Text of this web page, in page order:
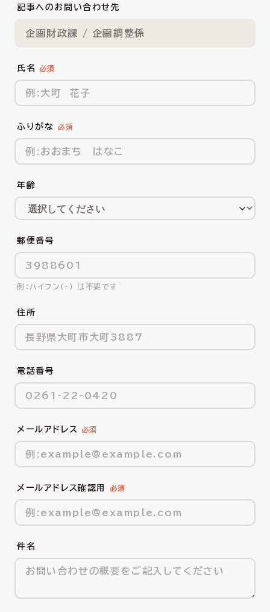
記事へのお問い合わせ先
企画財政課 / 企画調整係
氏名
ふりがな
年齢
郵便番号
ハイフン(-) は不要です
住所
電話番号
メールアドレス
メールアドレス確認用
件名